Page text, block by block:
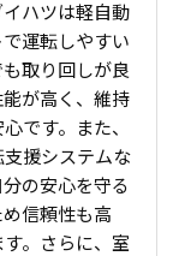
ハツは軽自動
運転しやすい
取り回しが良
が高く、維持
です。また、
援システムな
の安心を守る
信頼性も高
。さらに、室